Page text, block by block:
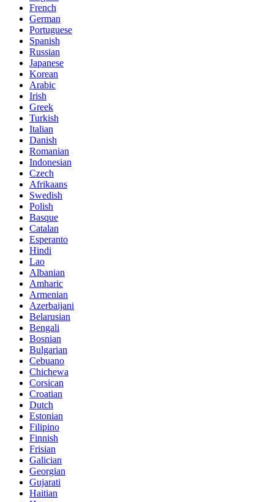
French
German
Portuguese
Spanish
Russian
Japanese
Korean
Arabic
Irish
Greek
Turkish
Italian
Danish
Romanian
Indonesian
Czech
Afrikaans
Swedish
Polish
Basque
Catalan
Esperanto
Hindi
Lao
Albanian
Amharic
Armenian
Azerbaijani
Belarusian
Bengali
Bosnian
Bulgarian
Cebuano
Chichewa
Corsican
Croatian
Dutch
Estonian
Filipino
Finnish
Frisian
Galician
Georgian
Gujarati
Haitian